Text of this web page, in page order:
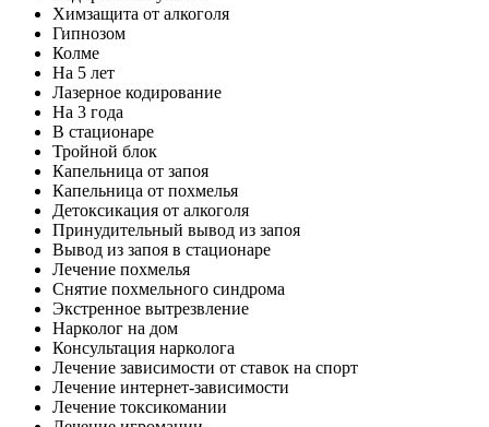
Химзащита от алкоголя
Гипнозом
Колме
На 5 лет
Лазерное кодирование
На 3 года
В стационаре
Тройной блок
Капельница от запоя
Капельница от похмелья
Детоксикация от алкоголя
Принудительный вывод из запоя
Вывод из запоя в стационаре
Лечение похмелья
Снятие похмельного синдрома
Экстренное вытрезвление
Нарколог на дом
Консультация нарколога
Лечение зависимости от ставок на спорт
Лечение интернет-зависимости
Лечение токсикомании